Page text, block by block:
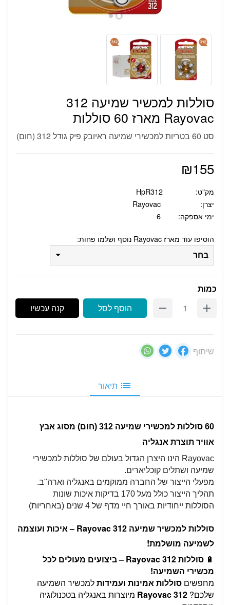
סוללות למכשיר שמיעה 312
Rayovac מארז 60 סוללות
סט 60 בטריות למכשירי שמיעה ראיובק פיק גודל 312 (חום)
₪155
מק"ט:
HpR312
יצרן:
ימי אספקה:
הוסיפו עוד מארז Rayovac נוסף ושלמו פחות:
בחר
כמות
הוסף לסל
קנה עכשיו
שיתוף
תיאור
60 סוללות למכשירי שמיעה 312 (חום) מסוג
אבץ
אוויר תוצרת אנגליה
Rayovac הינו היצרן הגדול בעולם
של סוללות למכשירי
שמיעה ושתלים קוכליארים.
מפעלי הייצור של החברה ממוקמים באנגליה וארה"ב.
תהליך הייצור כולל מעל 170 בדיקות איכות שונות
הסוללות ייחודיות באורך חיי מדף של 4 שנים (באחריות)
סוללות למכשיר שמיעה Rayovac 312 – איכות ועוצמה
לשמיעה מושלמת!
🔋
סוללות Rayovac 312 – ביצועים מעולים לכל
מכשירי השמיעה!
מחפשים סוללות אמינות ועמידותלמכשיר השמיעה
שלכם? Rayovac 312 מיוצרות באנגליה בטכנולוגיה